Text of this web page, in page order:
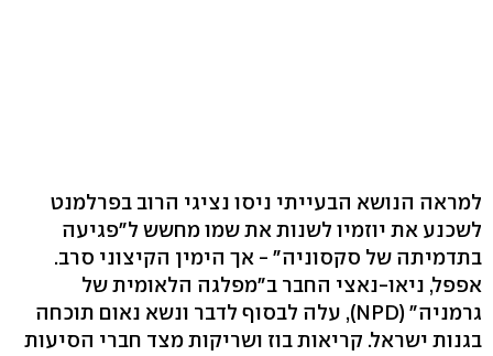
למראה הנושא הבעייתי ניסו נציגי הרוב בפרלמנט
לשכנע את יוזמיו לשנות את שמו מחשש ל"פגיעה
בתדמיתה של סקסוניה" - אך הימין הקיצוני סרב.
אפפל, ניאו-נאצי החבר ב"מפלגה הלאומית של
גרמניה" (NPD), עלה לבסוף לדבר ונשא נאום תוכחה
בגנות ישראל. קריאות בוז ושריקות מצד חברי הסיעות